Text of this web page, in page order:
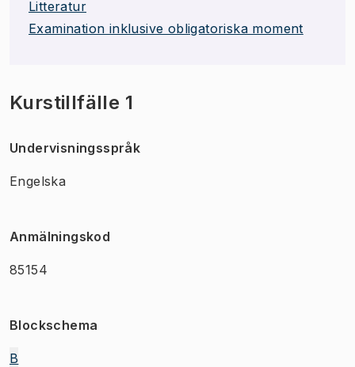
Litteratur
Examination inklusive obligatoriska moment
Kurstillfälle 1
Undervisningsspråk
Engelska
Anmälningskod
85154
Blockschema
B